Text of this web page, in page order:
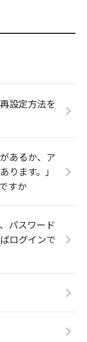
設定方法を
あるか、ア
ります。」
すか
パスワード
ログインで